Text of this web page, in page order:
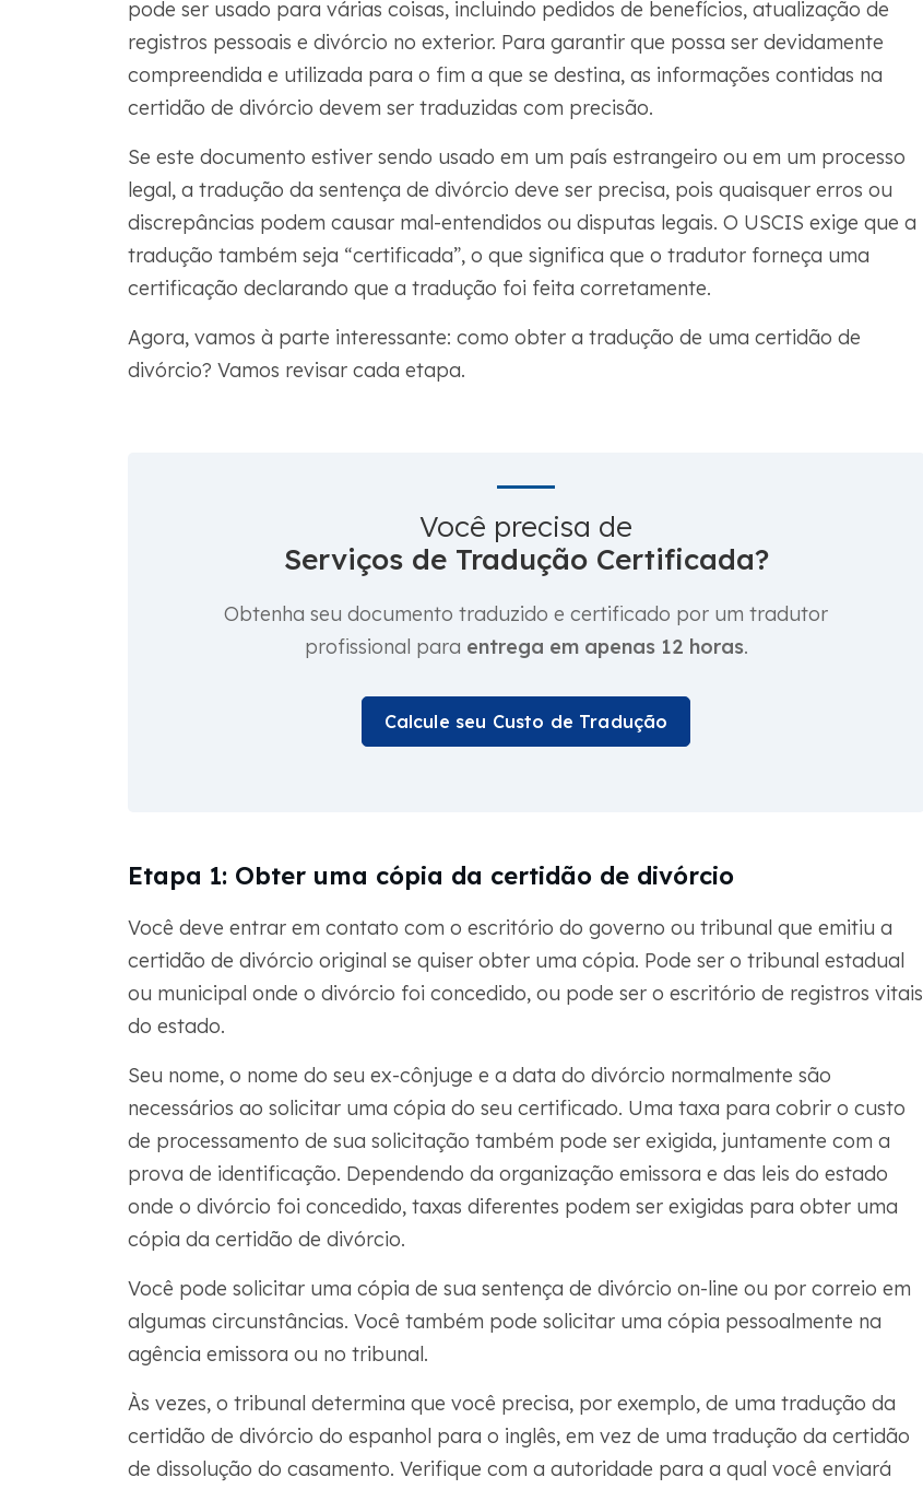
pode ser usado para várias coisas, incluindo pedidos de benefícios, atualização de
registros pessoais e divórcio no exterior. Para garantir que possa ser devidamente
compreendida e utilizada para o fim a que se destina, as informações contidas na
certidão de divórcio devem ser traduzidas com precisão.
Se este documento estiver sendo usado em um país estrangeiro ou em um processo
legal, a tradução da sentença de divórcio deve ser precisa, pois quaisquer erros ou
discrepâncias podem causar mal-entendidos ou disputas legais. O USCIS exige que a
tradução também seja “certificada”, o que significa que o tradutor forneça uma
certificação declarando que a tradução foi feita corretamente.
Agora, vamos à parte interessante: como obter a tradução de uma certidão de
divórcio? Vamos revisar cada etapa.
Você precisa de
Serviços de Tradução Certificada?
Obtenha seu documento traduzido e certificado por um tradutor
profissional para entrega em apenas 12 horas.
Calcule seu Custo de Tradução
Etapa 1: Obter uma cópia da certidão de divórcio
Você deve entrar em contato com o escritório do governo ou tribunal que emitiu a
certidão de divórcio original se quiser obter uma cópia. Pode ser o tribunal estadual
ou municipal onde o divórcio foi concedido, ou pode ser o escritório de registros vitais
do estado.
Seu nome, o nome do seu ex-cônjuge e a data do divórcio normalmente são
necessários ao solicitar uma cópia do seu certificado. Uma taxa para cobrir o custo
de processamento de sua solicitação também pode ser exigida, juntamente com a
prova de identificação. Dependendo da organização emissora e das leis do estado
onde o divórcio foi concedido, taxas diferentes podem ser exigidas para obter uma
cópia da certidão de divórcio.
Você pode solicitar uma cópia de sua sentença de divórcio on-line ou por correio em
algumas circunstâncias. Você também pode solicitar uma cópia pessoalmente na
agência emissora ou no tribunal.
Às vezes, o tribunal determina que você precisa, por exemplo, de uma tradução da
certidão de divórcio do espanhol para o inglês, em vez de uma tradução da certidão
de dissolução do casamento. Verifique com a autoridade para a qual você enviará